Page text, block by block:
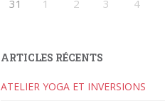
31 1 2 3 4
ARTICLES RÉCENTS
ATELIER YOGA ET INVERSIONS